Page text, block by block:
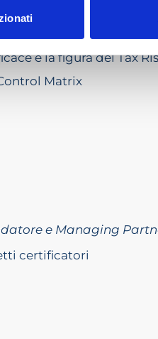
e la figura del Tax
Matrix
e Managing
certificatori